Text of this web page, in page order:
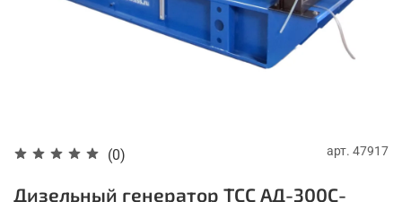
(0) арт. 47917
Дизельный генератор ТСС АД-300С-